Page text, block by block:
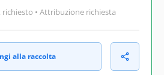
• Attribuzione richiesta
alla raccolta